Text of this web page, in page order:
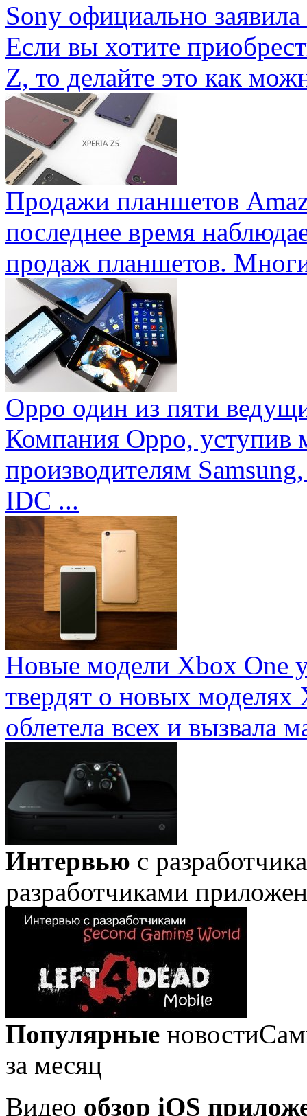
Sony официально
Если вы хотите
Z, то делайте это как
Продажи планшетов
последнее время
продаж планшетов.
Oppo один из пяти
Компания Oppo, уступив
производителям
IDC ...
Новые модели Xbox One
твердят о новых
облетела всех и вызвала
Интервью с
разработчиками
Популярные новости
за месяц
Видео обзор iOS